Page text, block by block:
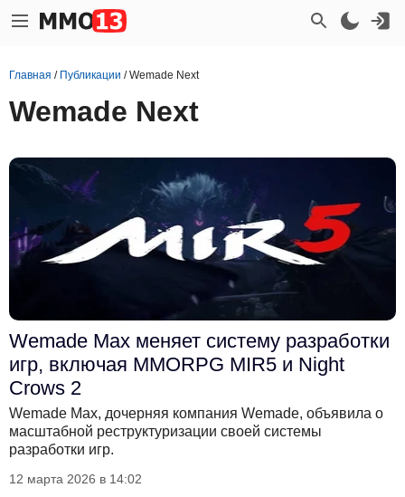
Главная / Публикации /Wemade Next
Wemade Next
Wemade Max меняет систему разработки
игр, включая MMORPG MIR5 и Night
Crows 2
Wemade Max, дочерняя компания Wemade, объявила о
масштабной реструктуризации своей системы
разработки игр.
12 марта 2026 в 14:02